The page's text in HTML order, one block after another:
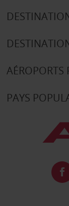
AÉROPORTS
PAYS